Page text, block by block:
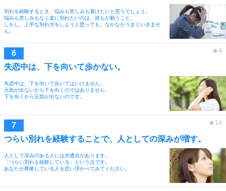
別れを経験するとき、悩みも苦しみも避けたいと思うでしょう。
悩みも苦しみもなく楽に別れたいのは、誰もが願うこと。
しかし、上手な別れ方をしようと思っても、なかなかうまくいきませ
ん。
失恋中は、下を向いて歩かない。
失恋中は、下を向いて歩いてはいけません。
元気が出ないから下を向くのではありません。
下を向くから元気が出ないのです。
つらい別れを経験することで、人としての深みが増す。
人として深みのある人には共通点があります。
「つらい別れを経験している」という点です。
あなたが尊敬している人を思い浮かべてみてください。